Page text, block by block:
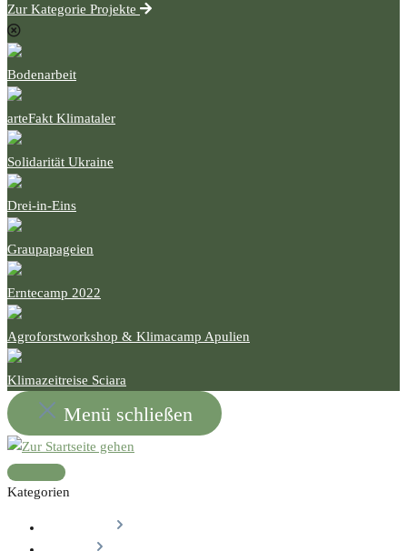
Zur Kategorie Projekte
Bodenarbeit
arteFakt Klimataler
Solidarität Ukraine
Drei-in-Eins
Graupapageien
Erntecamp 2022
Agroforstworkshop & Klimacamp Apulien
Klimazeitreise Sciara
Menü schließen
Kategorien